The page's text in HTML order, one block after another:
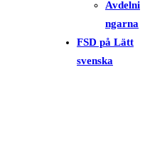
Avdelni
ngarna
FSD på Lätt
svenska